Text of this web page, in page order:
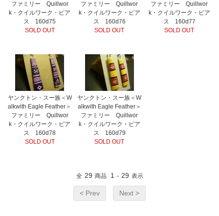
ファミリー Quillwor
k・クイルワーク・ピア
ス 160d75
SOLD OUT
ファミリー Quillwor
k・クイルワーク・ピア
ス 160d76
SOLD OUT
ファミリー Quillwor
k・クイルワーク・ピア
ス 160d77
SOLD OUT
ヤンクトン・スー族＜W
alkwith Eagle Feather＞
ファミリー Quillwor
k・クイルワーク・ピア
ス 160d78
SOLD OUT
ヤンクトン・スー族＜W
alkwith Eagle Feather＞
ファミリー Quillwor
k・クイルワーク・ピア
ス 160d79
SOLD OUT
全 29 商品 1 - 29 表示
< Prev Next >